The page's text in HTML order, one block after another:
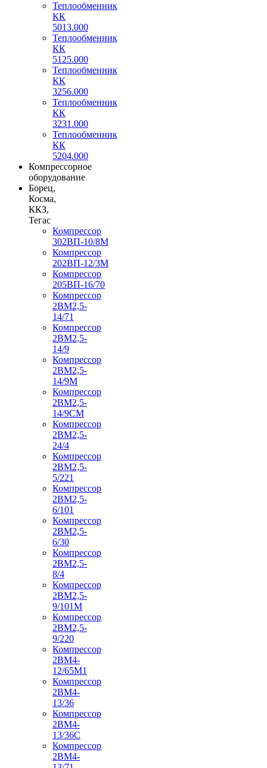
Теплообменник
КК
5013.000
Теплообменник
КК
5125.000
Теплообменник
КК
3256.000
Теплообменник
КК
3231.000
Теплообменник
КК
5204.000
Компрессорное
оборудование
Борец,
Косма,
ККЗ,
Тегас
Компрессор
302ВП-10/8М
Компрессор
202ВП-12/3М
Компрессор
205ВП-16/70
Компрессор
2ВМ2,5-
14/71
Компрессор
2ВМ2,5-
14/9
Компрессор
2ВМ2,5-
14/9М
Компрессор
2ВМ2,5-
14/9СМ
Компрессор
2ВМ2,5-
24/4
Компрессор
2ВМ2,5-
5/221
Компрессор
2ВМ2,5-
6/101
Компрессор
2ВМ2,5-
6/30
Компрессор
2ВМ2,5-
8/4
Компрессор
2ВМ2,5-
9/101М
Компрессор
2ВМ2,5-
9/220
Компрессор
2ВМ4-
12/65М1
Компрессор
2ВМ4-
13/36
Компрессор
2ВМ4-
13/36С
Компрессор
2ВМ4-